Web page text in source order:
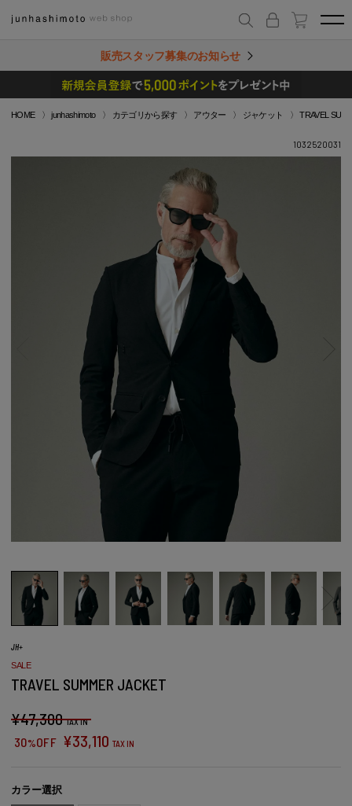
販売スタッフ募集のお知らせ
HOME junhashimoto カテゴリから探す アウター ジャケット TRAVEL
1032520031
JH+
SALE
TRAVEL SUMMER JACKET
¥47,300 TAX IN
30%OFF ¥33,110 TAX IN
カラー選択